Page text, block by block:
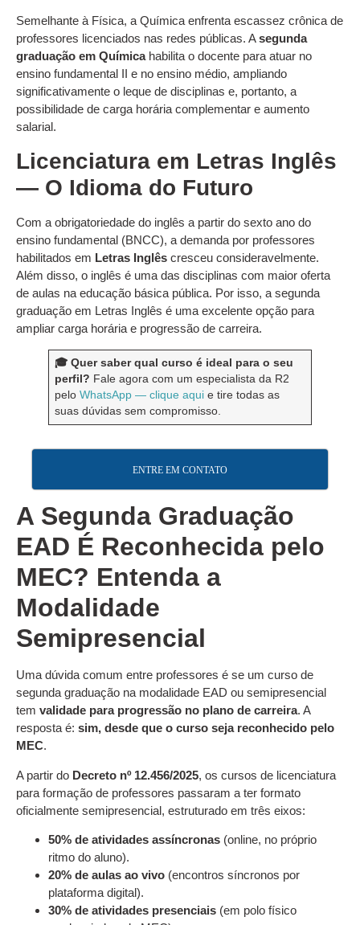
Semelhante à Física, a Química enfrenta escassez crônica de
professores licenciados nas redes públicas. Asegunda
graduação em Químicahabilita o docente para atuar no
ensino fundamental II e no ensino médio, ampliando
significativamente o leque de disciplinas e, portanto, a
possibilidade de carga horária complementar e aumento
salarial.
Licenciatura em Letras Inglês
— O Idioma do Futuro
Com a obrigatoriedade do inglês a partir do sexto ano do
ensino fundamental (BNCC), a demanda por professores
habilitados em Letras Inglês cresceu consideravelmente.
Além disso, o inglês é uma das disciplinas com maior oferta
de aulas na educação básica pública. Por isso, a segunda
graduação em Letras Inglês é uma excelente opção para
ampliar carga horária e progressão de carreira.
🎓 Quer saber qual curso é ideal para o seu
perfil? Fale agora com um especialista da R2
pelo WhatsApp — clique aquie tire todas as
suas dúvidas sem compromisso.
ENTRE EM CONTATO
A Segunda Graduação
EAD É Reconhecida pelo
MEC? Entenda a
Modalidade
Semipresencial
Uma dúvida comum entre professores é se um curso de
segunda graduação na modalidade EAD ou semipresencial
tem validade para progressão no plano de carreira. A
resposta é: sim, desde que o curso seja reconhecido pelo
MEC.
A partir do Decreto nº 12.456/2025, os cursos de licenciatura
para formação de professores passaram a ter formato
oficialmente semipresencial, estruturado em três eixos:
50% de atividades assíncronas (online, no próprio
ritmo do aluno).
20% de aulas ao vivo (encontros síncronos por
plataforma digital).
30% de atividades presenciais (em polo físico